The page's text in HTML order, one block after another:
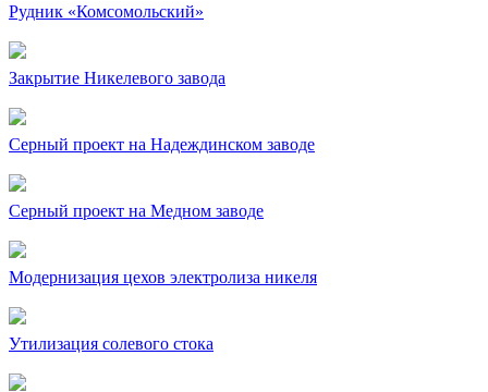
Рудник «Комсомольский»
Закрытие Никелевого завода
Серный проект на Надеждинском заводе
Серный проект на Медном заводе
Модернизация цехов электролиза никеля
Утилизация солевого стока